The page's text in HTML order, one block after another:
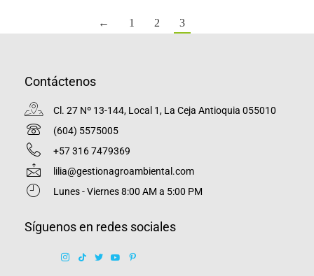
← 1 2 3
Contáctenos
Cl. 27 Nº 13-144, Local 1, La Ceja Antioquia 055010
(604) 5575005
+57 316 7479369
lilia@gestionagroambiental.com
Lunes - Viernes 8:00 AM a 5:00 PM
Síguenos en redes sociales